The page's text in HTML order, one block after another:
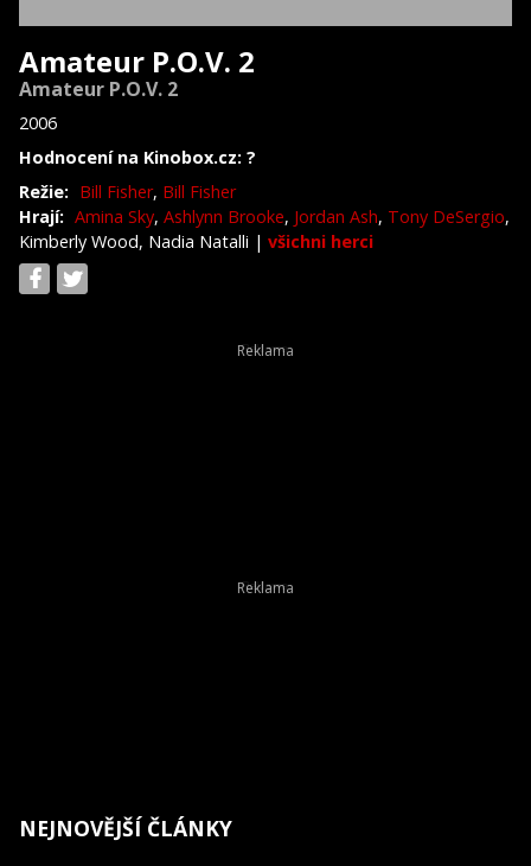
Amateur P.O.V. 2
Amateur P.O.V. 2
2006
Hodnocení na Kinobox.cz: ?
Režie: Bill Fisher, Bill Fisher
Hrají: Amina Sky, Ashlynn Brooke, Jordan Ash, Tony DeSergio,
Kimberly Wood, Nadia Natalli | všichni herci
NEJNOVĚJŠÍ ČLÁNKY